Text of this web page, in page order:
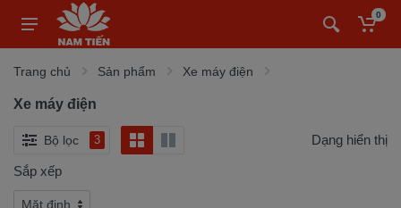
0
Trang chủ Sản phẩm Xe máy điện
Xe máy điện
Bộ lọc 3 Dạng hiển thị
Sắp xếp